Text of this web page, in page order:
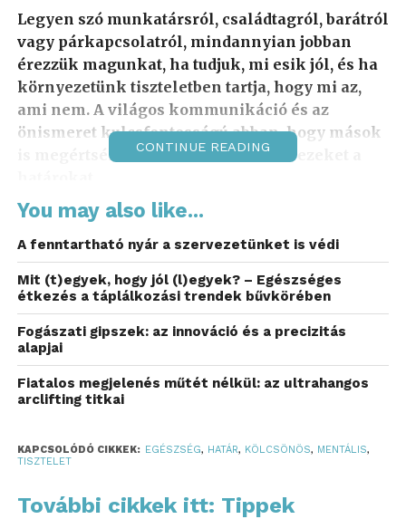
Legyen szó munkatársról, családtagról, barátról
vagy párkapcsolatról, mindannyian jobban
érezzük magunkat, ha tudjuk, mi esik jól, és ha
környezetünk tiszteletben tartja, hogy mi az,
ami nem. A világos kommunikáció és az
önismeret kulcsfontosságú abban, hogy mások
is megértsék és tiszteletben tartsák ezeket a
A személyes határok mindenkinél mások, és a
kulturális, személyiségi, sőt társadalmi különbségek
is befolyásolják, ki mit érez komfortosnak. Fontos
felismernünk, hogy jogunk van nemet mondani –
akár egy ölelésre, akár egy tolakodó kérdésre, akár
egy helyzetre, ami kényelmetlen számunkra. A
határozott, mégis udvarias kommunikáció nem
elutasítás, hanem a kölcsönös tisztelet
megnyilvánulása. A JTI felkérésére, a protokoll- és
tanácsokat arra, hogyan kommunikáljuk
igényeinket.
A fizikai határok megtartása – például a személyes
CONTINUE READING
You may also like...
A fenntartható nyár a szervezetünket is védi
Mit (t)egyek, hogy jól (l)egyek? – Egészséges
étkezés a táplálkozási trendek bűvkörében
Fogászati gipszek: az innováció és a precizitás
alapjai
Fiatalos megjelenés műtét nélkül: az ultrahangos
arclifting titkai
KAPCSOLÓDÓ CIKKEK: EGÉSZSÉG, HATÁR, KÖLCSÖNÖS, MENTÁLIS,
TISZTELET
További cikkek itt: Tippek